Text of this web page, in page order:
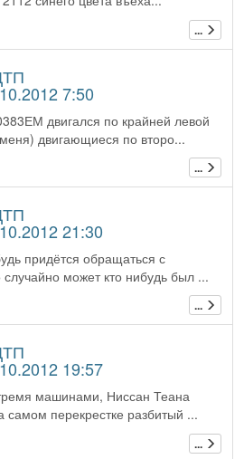
...
7:50
двигался по крайней левой
двигающиеся по второ...
...
21:30
придётся обращаться с
может кто нибудь был ...
...
19:57
машинами, Ниссан Теана
самом перекрестке разбитый ...
...